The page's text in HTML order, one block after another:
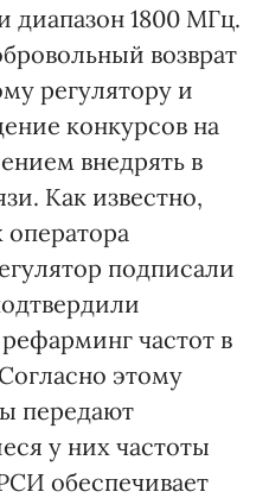
диапазон 1800 МГц.
возврат
регулятору и
конкурсов на
внедрять в
Как известно,
подписали
частот в
этому
передают
у них частоты
обеспечивает